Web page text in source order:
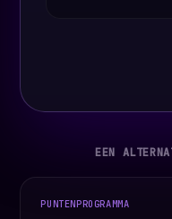
EEN
PUNTENPROGRAMMA